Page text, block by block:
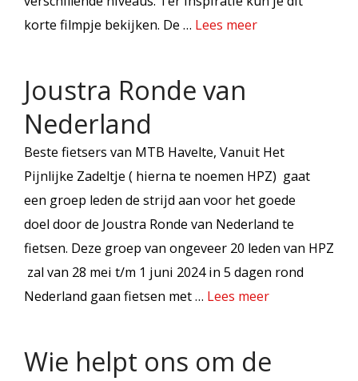
korte filmpje bekijken. De … Lees meer
Joustra Ronde van
Nederland
Beste fietsers van MTB Havelte, Vanuit Het
Pijnlijke Zadeltje ( hierna te noemen HPZ) gaat
een groep leden de strijd aan voor het goede
doel door de Joustra Ronde van Nederland te
fietsen. Deze groep van ongeveer 20 leden van HPZ
zal van 28 mei t/m 1 juni 2024 in 5 dagen rond
Nederland gaan fietsen met … Lees meer
Wie helpt ons om de